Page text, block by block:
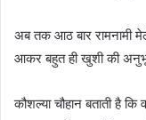
अब तक आठ बार रामनामी
आकर बहुत ही खुशी की
कौशल्या चौहान बताती है